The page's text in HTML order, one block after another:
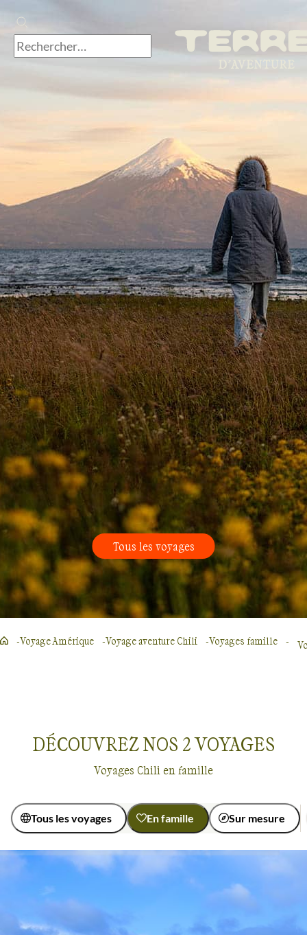
Voyages en famille
Tous les voyages
Voyage Amérique Voyage aventure Chili Voyages famille
DÉCOUVREZ NOS 2VOYAGES
Voyages Chili en famille
Tous les voyages En famille Sur mesure
Autotour